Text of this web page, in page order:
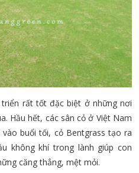
rất tốt đặc biệt ở những nơi
Hầu hết, các sân cỏ ở Việt Nam
buổi tối, cỏ Bentgrass tạo ra
không khí trong lành giúp con
căng thẳng, mệt mỏi.